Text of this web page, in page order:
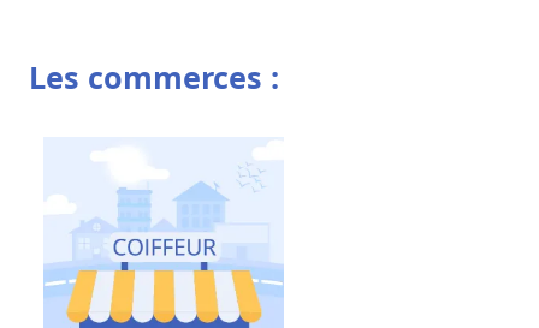
Les commerces :